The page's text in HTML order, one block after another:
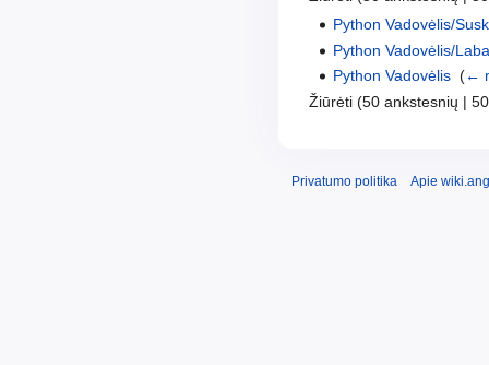
Python Vadovėlis/
Python Vadovėlis/
Python Vadovėlis ‎(←
Žiūrėti (50 ankstesnių |
Privatumo politika Apie